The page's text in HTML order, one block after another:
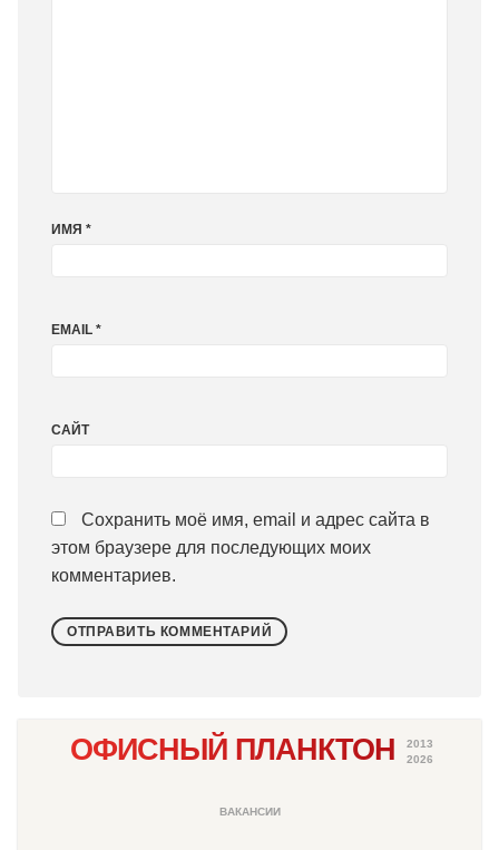
ИМЯ *
EMAIL *
САЙТ
Сохранить моё имя, email и адрес сайта в
этом браузере для последующих моих
комментариев.
ОФИСНЫЙ ПЛАНКТОН
2013
2026
ВАКАНСИИ